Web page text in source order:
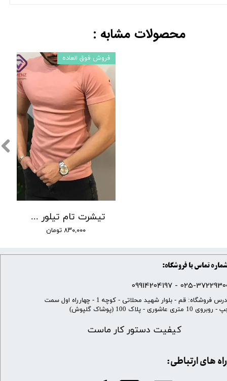
تیشرت تام تیلور کوتاه کد 20
۸۳۰,۰۰۰ تومان
فروش فوق العاده
محصولات مشابه :
شماره تماس با فروشگاه:
025-37229300 -
کیفیت دستور کار ماست
​آدرس فروشگاه: قم - بلوار شهید محلاتی - کوچه 1 - چهارراه اول سمت
10 متری عاشوری - پلاک 100 (پوشاک گلپوش)
​​راه های ارتباطی: